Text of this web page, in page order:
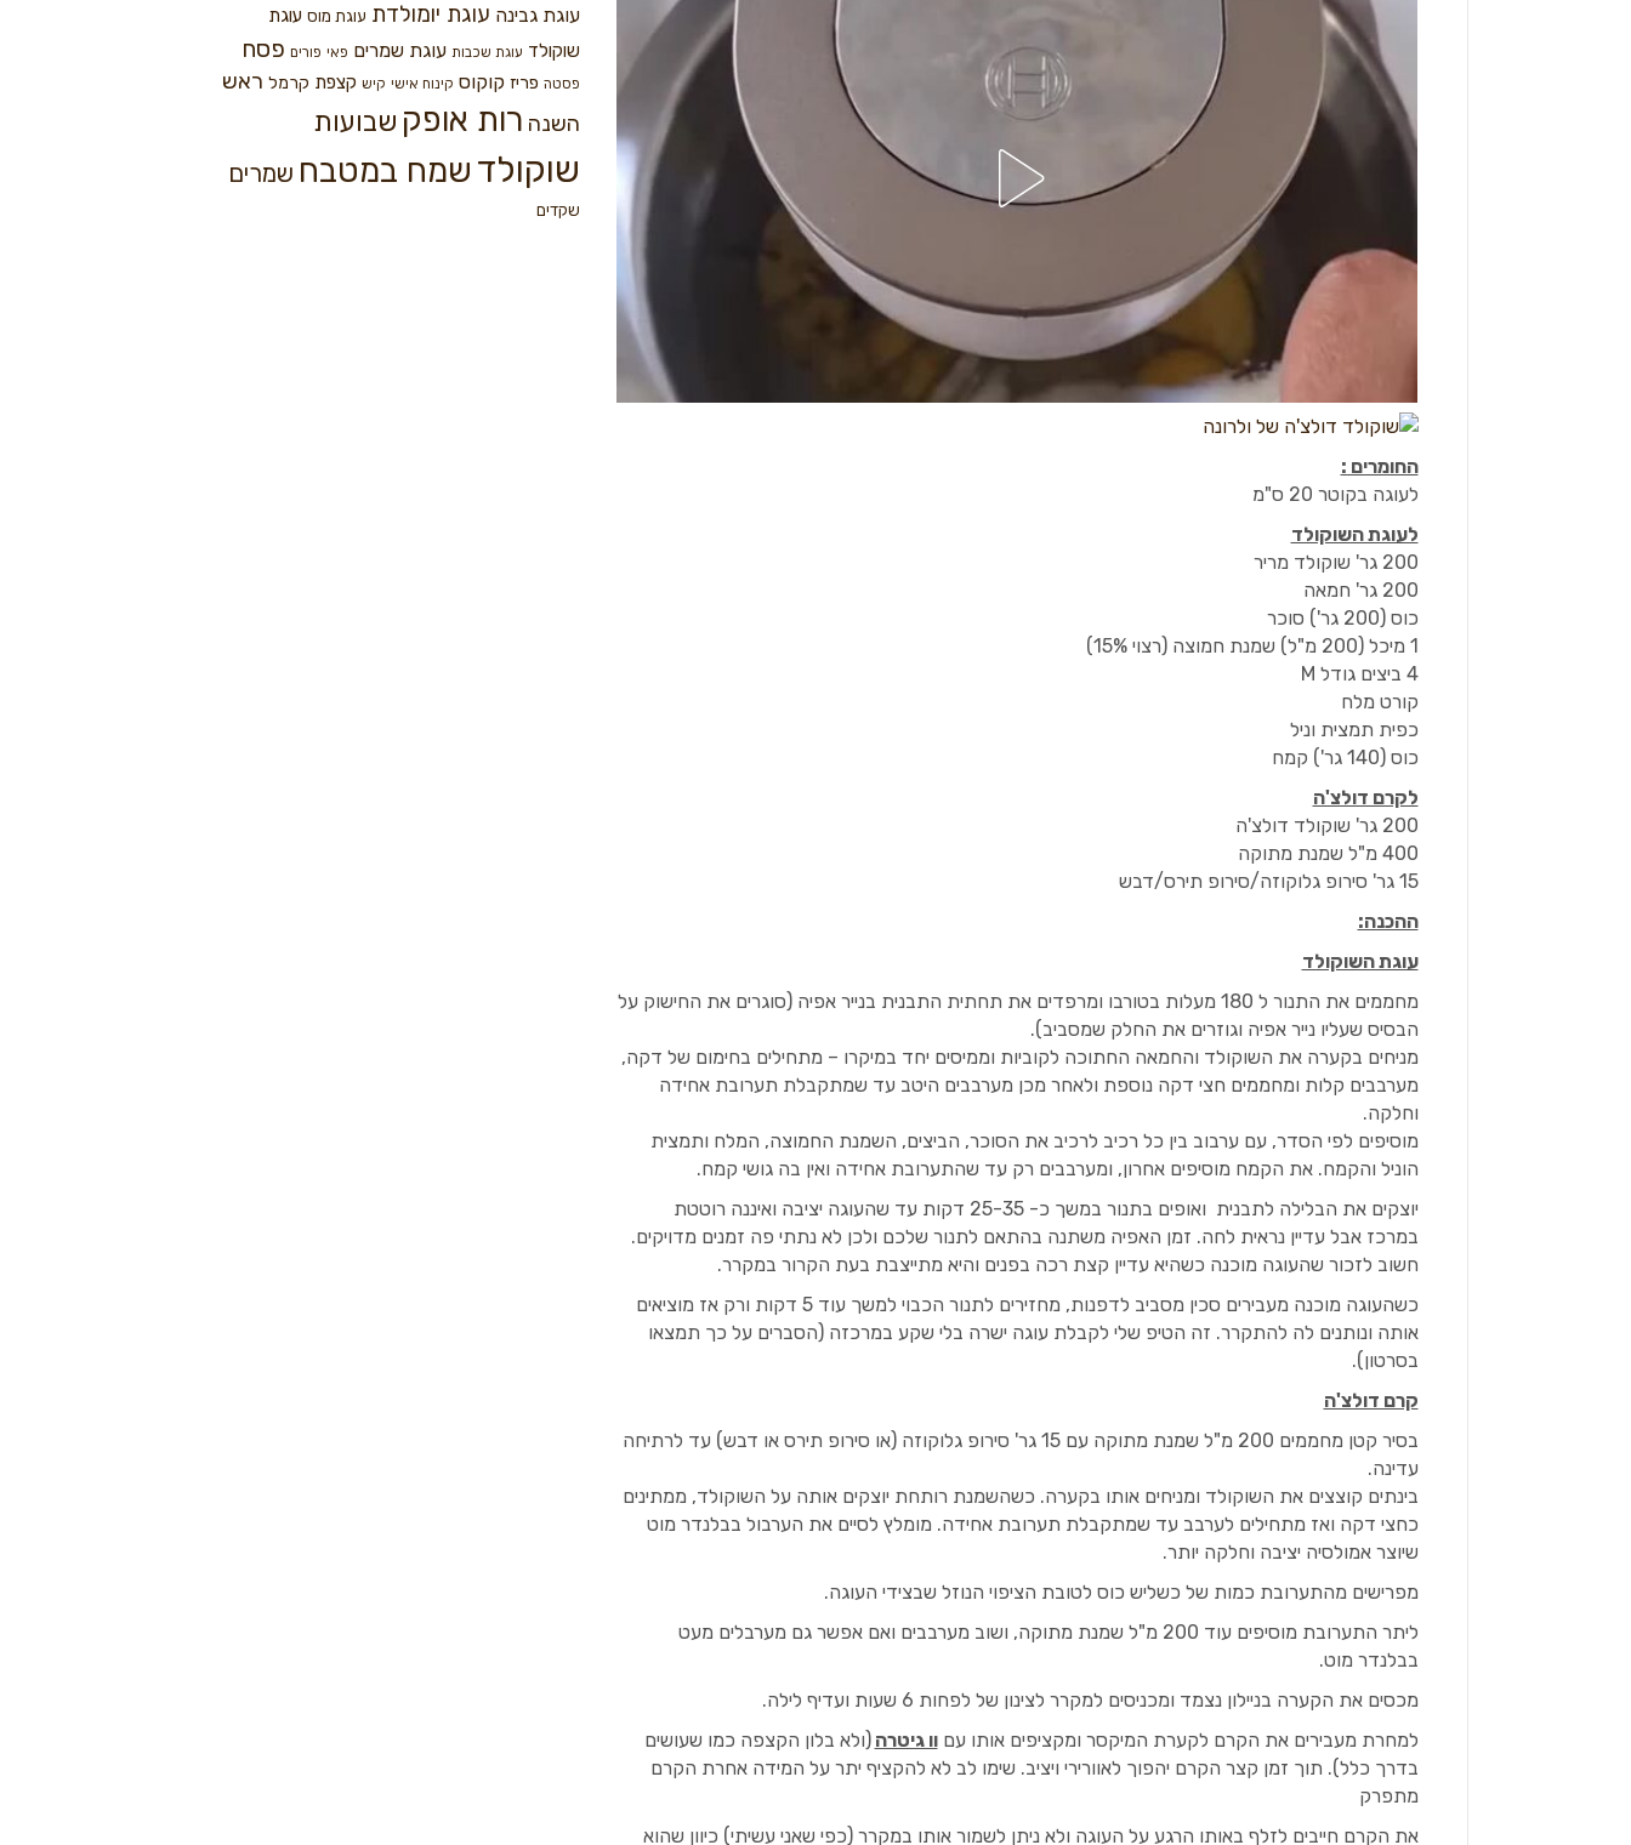
החומרים :
לעוגה בקוטר 20 ס"מ
לעוגת השוקולד
200 גר' שוקולד מריר
200 גר' חמאה
כוס (200 גר') סוכר
1 מיכל (200 מ"ל) שמנת חמוצה (רצוי 15%)
4 ביצים גודל M
קורט מלח
כפית תמצית וניל
כוס (140 גר') קמח
לקרם דולצ'ה
200 גר' שוקולד דולצ'ה
400 מ"ל שמנת מתוקה
15 גר' סירופ גלוקוזה/סירופ תירס/דבש
ההכנה:
עוגת השוקולד
מחממים את התנור ל 180 מעלות בטורבו ומרפדים את תחתית התבנית בנייר אפיה (סוגרים את החישוק על
הבסיס שעליו נייר אפיה וגוזרים את החלק שמסביב).
מניחים בקערה את השוקולד והחמאה החתוכה לקוביות וממיסים יחד במיקרו – מתחילים בחימום של דקה,
מערבבים קלות ומחממים חצי דקה נוספת ולאחר מכן מערבבים היטב עד שמתקבלת תערובת אחידה
וחלקה.
מוסיפים לפי הסדר, עם ערבוב בין כל רכיב לרכיב את הסוכר, הביצים, השמנת החמוצה, המלח ותמצית
הוניל והקמח. את הקמח מוסיפים אחרון, ומערבבים רק עד שהתערובת אחידה ואין בה גושי קמח.
יוצקים את הבלילה לתבנית ואופים בתנור במשך כ- 25-35 דקות עד שהעוגה יציבה ואיננה רוטטת
במרכז אבל עדיין נראית לחה. זמן האפיה משתנה בהתאם לתנור שלכם ולכן לא נתתי פה זמנים מדויקים.
חשוב לזכור שהעוגה מוכנה כשהיא עדיין קצת רכה בפנים והיא מתייצבת בעת הקרור במקרר.
כשהעוגה מוכנה מעבירים סכין מסביב לדפנות, מחזירים לתנור הכבוי למשך עוד 5 דקות ורק אז מוציאים
אותה ונותנים לה להתקרר. זה הטיפ שלי לקבלת עוגה ישרה בלי שקע במרכזה (הסברים על כך תמצאו
בסרטון).
קרם דולצ'ה
בסיר קטן מחממים 200 מ"ל שמנת מתוקה עם 15 גר' סירופ גלוקוזה (או סירופ תירס או דבש) עד לרתיחה
עדינה.
בינתים קוצצים את השוקולד ומניחים אותו בקערה. כשהשמנת רותחת יוצקים אותה על השוקולד, ממתינים
כחצי דקה ואז מתחילים לערבב עד שמתקבלת תערובת אחידה. מומלץ לסיים את הערבול בבלנדר מוט
שיוצר אמולסיה יציבה וחלקה יותר.
מפרישים מהתערובת כמות של כשליש כוס לטובת הציפוי הנוזל שבצידי העוגה.
ליתר התערובת מוסיפים עוד 200 מ"ל שמנת מתוקה, ושוב מערבבים ואם אפשר גם מערבלים מעט
בבלנדר מוט.
מכסים את הקערה בניילון נצמד ומכניסים למקרר לצינון של לפחות 6 שעות ועדיף לילה.
למחרת מעבירים את הקרם לקערת המיקסר ומקציפים אותו עםוו גיטרה (ולא בלון הקצפה כמו שעושים
בדרך כלל). תוך זמן קצר הקרם יהפוך לאוורירי ויציב. שימו לב לא להקציף יתר על המידה אחרת הקרם
מתפרק
את הקרם חייבים לזלף באותו הרגע על העוגה ולא ניתן לשמור אותו במקרר (כפי שאני עשיתי) כיוון שהוא
עוגת גבינה עוגת יומולדת עוגת מוס עוגת
שוקולד עוגת שכבות עוגת שמרים פאי פורים פסח
פסטה פריז קוקוס קינוח אישי קיש קצפת קרמל ראש
השנה רות אופק שבועות
שוקולד שמח במטבח שמרים
שקדים